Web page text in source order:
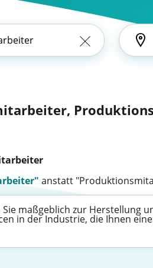
anstatt
maßgeblich zur Herstellung
in der Industrie, die Ihnen